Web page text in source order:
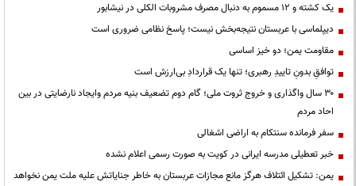
یک کشته و ۱۲ مسموم به دنبال مصرف مشروبات الکلی در نیشابور
دیپلماسی با عربستان نتیجه‌بخش نیست؛ پاسخ نظامی ضروری است
مقاومت یمن؛ دو خیز اساسی
توافقِ بدونِ تاییدِ رهبری؛ تنها یک قراردادِ بی‌ارزش است
۳۰ سال واگذاری و خروج ثروت ملی؛ گام دوم تضعیف بنیه مردم وایجاد نارضایتی در بین
احاد مردم
سفر فرمانده سنتکام به اراضی اشغالی
خبر تعطیلی مدرسه ایرانی در کویت به صورت رسمی اعلام نشده
یمن: تشکیل ائتلاف هرگز مانع مجازات عربستان به خاطر جنایاتش علیه ملت یمن نخواهد